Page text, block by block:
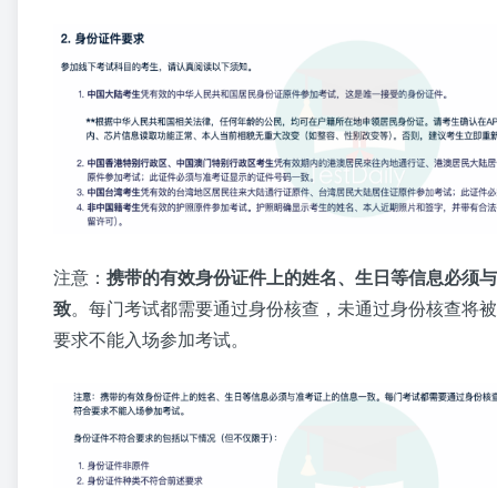
注意： 携带的有效身份证件上的姓名、生日等信息必须
致。每门考试都需要通过身份核查，未通过身份核查将
要求不能入场参加考试。